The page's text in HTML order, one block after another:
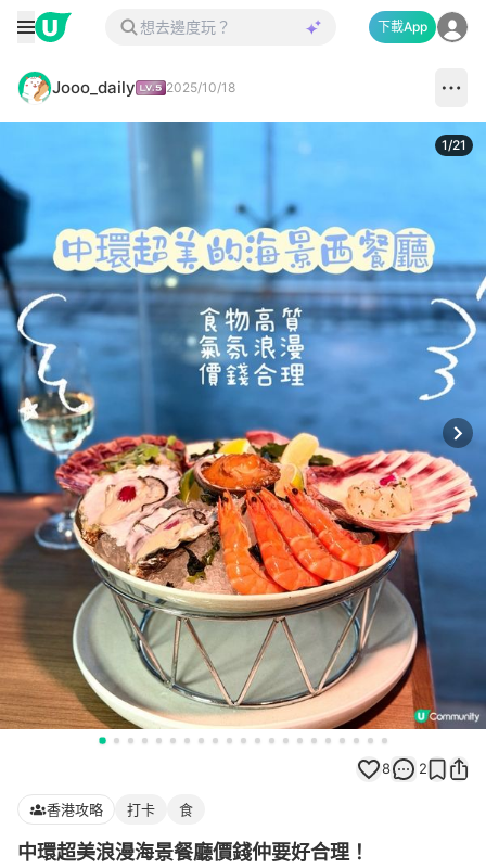
下載App
Jooo_daily 2025/10/18
1/21
8 2
香港攻略 打卡 食
中環超美浪漫海景餐廳價錢仲要好合理！